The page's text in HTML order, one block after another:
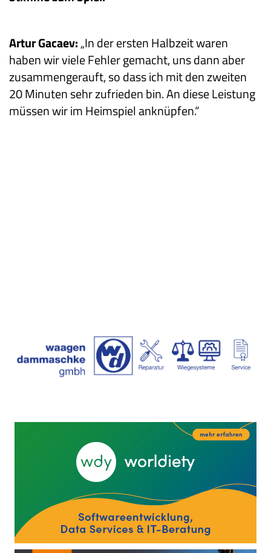
Artur Gacaev:„In der ersten Halbzeit waren
haben wir viele Fehler gemacht, uns dann aber
zusammengerauft, so dass ich mit den zweiten
20 Minuten sehr zufrieden bin. An diese Leistung
müssen wir im Heimspiel anknüpfen.“